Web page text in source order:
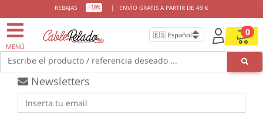
REBAJAS -10% | ENVÍO GRATIS A PARTIR DE 49 €
MENÚ
0
Escribe el producto / referencia deseado ...
ENVIOS GRATISDESDE 49€
Newsletters